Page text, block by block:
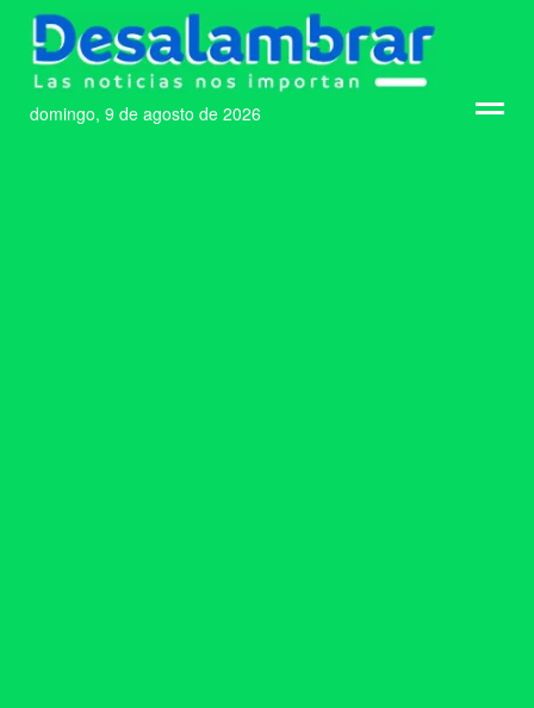
domingo, 9 de agosto de 2026